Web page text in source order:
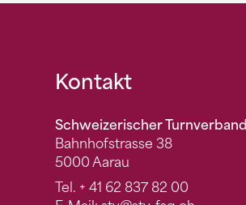
Fusszeile
Kontakt
Schweizerischer Turnverband
Bahnhofstrasse 38
5000 Aarau
Tel. + 41 62 837 82 00